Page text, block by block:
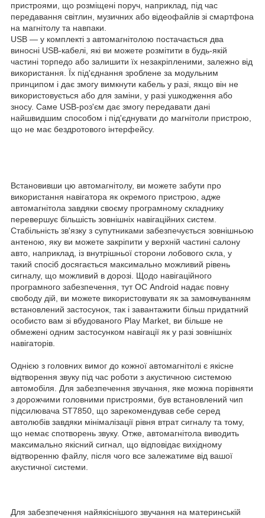
пристроями, що розміщені поруч, наприклад, під час
передавання світлин, музичних або відеофайлів зі смартфона
на магнітолу та навпаки.
USB — у комплекті з автомагнітолою постачається два
виносні USB-кабелі, які ви можете розмітити в будь-якій
частині торпедо або залишити їх незакріпленими, залежно від
використання. Їх під'єднання зроблене за модульним
принципом і дає змогу вимкнути кабель у разі, якщо він не
використовується або для заміни, у разі ушкодження або
зносу. Саме USB-роз'єм дає змогу передавати дані
найшвидшим способом і під'єднувати до магнітоли пристрою,
що не має бездротового інтерфейсу.
Встановивши цю автомагнітолу, ви можете забути про
використання навігатора як окремого пристрою, адже
автомагнітола завдяки своєму програмному складнику
перевершує більшість зовнішніх навігаційних систем.
Стабільність зв'язку з супутниками забезпечується зовнішньою
антеною, яку ви можете закріпити у верхній частині салону
авто, наприклад, із внутрішньої сторони лобового скла, у
такий спосіб досягається максимально можливий рівень
сигналу, що можливий в дорозі. Щодо навігаційного
програмного забезпечення, тут ОС Android надає повну
свободу дій, ви можете використовувати як за замовчуванням
встановлений застосунок, так і завантажити більш придатний
особисто вам зі вбудованого Play Market, ви більше не
обмежені одним застосунком навігації як у разі зовнішніх
навігаторів.
Однією з головних вимог до кожної автомагнітолі є якісне
відтворення звуку під час роботи з акустичною системою
автомобіля. Для забезпечення звучання, яке можна порівняти
з дорожчими головними пристроями, був встановлений чип
підсилювача ST7850, що зарекомендував себе серед
автолюбів завдяки мінімалізації рівня втрат сигналу та тому,
що немає спотворень звуку. Отже, автомагнітола виводить
максимально якісний сигнал, що відповідає вихідному
відтворенню файлу, після чого все залежатиме від вашої
акустичної системи.
Для забезпечення найякіснішого звучання на материнській